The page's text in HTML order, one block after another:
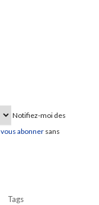
Notifiez-moi des
vous abonner sans
Tags